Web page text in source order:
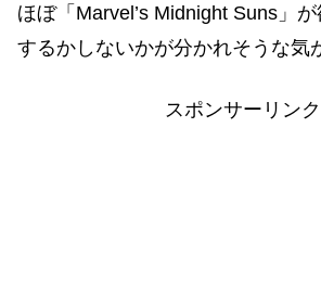
ほぼ「Marvel’s Midnight Suns」
するかしないかが分かれそうな気
スポンサーリンク